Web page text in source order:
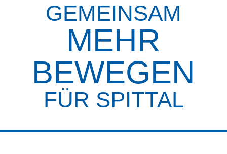
GEMEINSAM
MEHR
BEWEGEN
FÜR SPITTAL